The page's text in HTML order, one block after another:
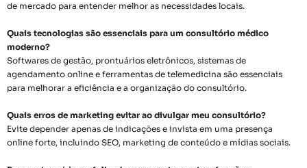
de mercado para entender melhor as necessidades locais.
Quais tecnologias são essenciais para um consultório médico
moderno?
Softwares de gestão, prontuários eletrônicos, sistemas de
agendamento online e ferramentas de telemedicina são essenciais
para melhorar a eficiência e a organização do consultório.
Quais erros de marketing evitar ao divulgar meu consultório?
Evite depender apenas de indicações e invista em uma presença
online forte, incluindo SEO, marketing de conteúdo e mídias sociais.